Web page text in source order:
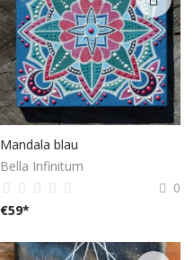
Mandala blau
Bella Infinitum
0
€59*